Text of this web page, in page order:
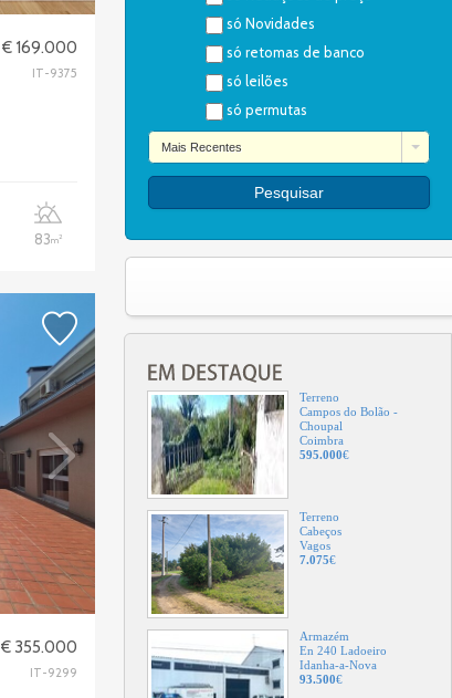
só Novidades
só retomas de banco
só leilões
só permutas
Mais Recentes
Sanfins
Oliveira de Azeméis
252.000
Coimbra
595.000€
Terreno
Cabeços
Vagos
7.075€
Armazém
En 240 Ladoeiro
Idanha-a-Nova
93.500
Prédio
Travasso
Pombal
1.742.800
€ 169.000
IT-9375
83m2
€ 355.000
IT-9299